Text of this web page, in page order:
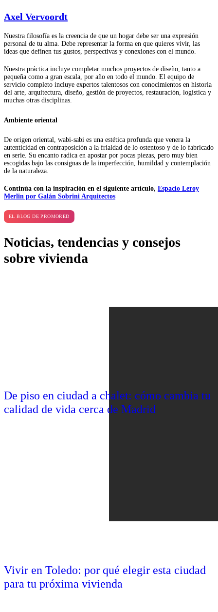
Axel Vervoordt
Nuestra filosofía es la creencia de que un hogar debe ser una expresión
personal de tu alma. Debe representar la forma en que quieres vivir, las
ideas que definen tus gustos, perspectivas y conexiones con el mundo.
Nuestra práctica incluye completar muchos proyectos de diseño, tanto a
pequeña como a gran escala, por año en todo el mundo. El equipo de
servicio completo incluye expertos talentosos con conocimientos en historia
del arte, arquitectura, diseño, gestión de proyectos, restauración, logística y
muchas otras disciplinas.
Ambiente oriental
De origen oriental, wabi-sabi es una estética profunda que venera la
autenticidad en contraposición a la frialdad de lo ostentoso y de lo fabricado
en serie. Su encanto radica en apostar por pocas piezas, pero muy bien
escogidas bajo las consignas de la imperfección, humildad y contemplación
de la naturaleza.
Continúa con la inspiración en el siguiente artículo, Espacio Leroy
Merlin por Galán Sobrini Arquitectos
EL BLOG DE PROMORED
Noticias, tendencias y consejos
sobre vivienda
De piso en ciudad a chalet: cómo cambia tu
calidad de vida cerca de Madrid
Vivir en Toledo: por qué elegir esta ciudad
para tu próxima vivienda